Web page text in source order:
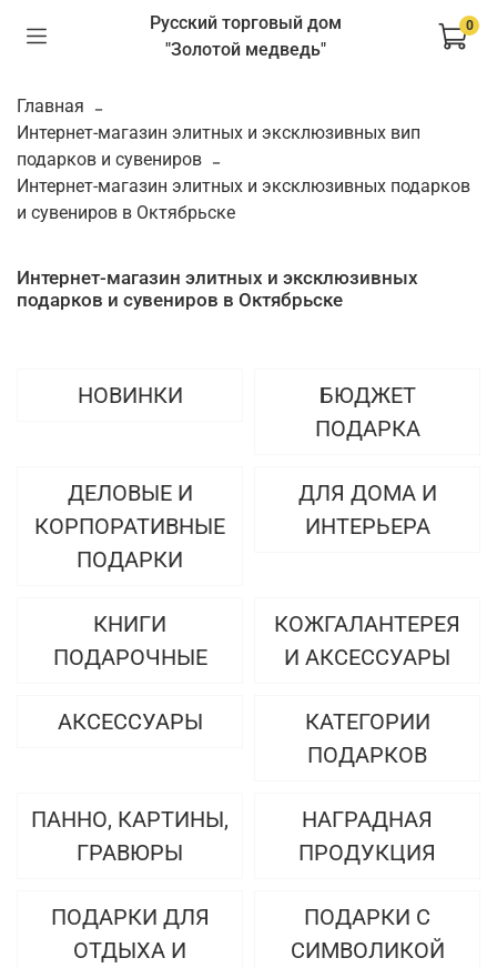
Русский торговый дом
"Золотой медведь"
0
Главная
Интернет-магазин элитных и эксклюзивных вип
подарков и сувениров
Интернет-магазин элитных и эксклюзивных подарков
и сувениров в Октябрьске
Интернет-магазин элитных и эксклюзивных
подарков и сувениров в Октябрьске
НОВИНКИ
БЮДЖЕТ
ПОДАРКА
ДЕЛОВЫЕ И
КОРПОРАТИВНЫЕ
ПОДАРКИ
ДЛЯ ДОМА И
ИНТЕРЬЕРА
КНИГИ
ПОДАРОЧНЫЕ
КОЖГАЛАНТЕРЕЯ
И АКСЕССУАРЫ
АКСЕССУАРЫ
КАТЕГОРИИ
ПОДАРКОВ
ПАННО, КАРТИНЫ,
ГРАВЮРЫ
НАГРАДНАЯ
ПРОДУКЦИЯ
ПОДАРКИ ДЛЯ
ОТДЫХА И
ПОДАРКИ С
СИМВОЛИКОЙ